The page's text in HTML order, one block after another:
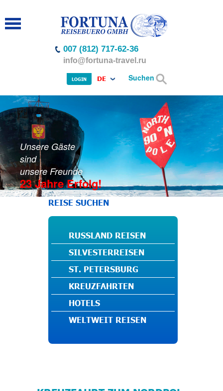
Suchen
007 (812) 717-62-36
info@fortuna-travel.ru
LOGIN DE
Unsere Gäste
sind
unsere Freunde
23 Jahre Erfolg!
REISE SUCHEN
RUSSLAND REISEN
SILVESTERREISEN
ST. PETERSBURG
KREUZFAHRTEN
HOTELS
WELTWEIT REISEN